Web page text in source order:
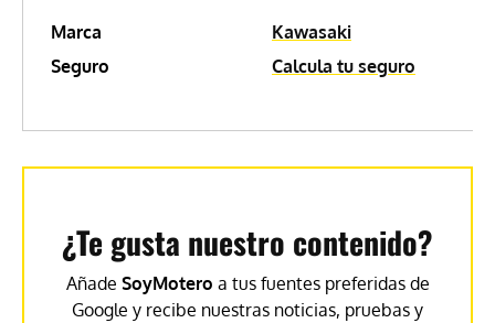
Marca
Kawasaki
Seguro
Calcula tu seguro
¿Te gusta nuestro contenido?
Añade SoyMotero a tus fuentes preferidas de
Google y recibe nuestras noticias, pruebas y